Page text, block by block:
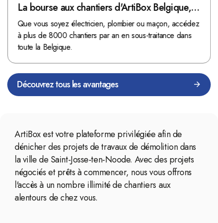
La bourse aux chantiers d'ArtiBox Belgique,
véritable mine d'or !
Que vous soyez électricien, plombier ou maçon, accédez
à plus de 8000 chantiers par an en sous-traitance dans
toute la Belgique.
Découvrez tous les avantages
ArtiBox est votre plateforme privilégiée afin de
dénicher des projets de travaux de démolition dans
la ville de Saint-Josse-ten-Noode. Avec des projets
négociés et prêts à commencer, nous vous offrons
l'accès à un nombre illimité de chantiers aux
alentours de chez vous.